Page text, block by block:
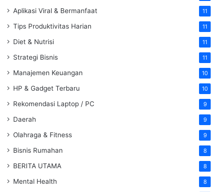
Aplikasi Viral & Bermanfaat 11
Tips Produktivitas Harian 11
Diet & Nutrisi 11
Strategi Bisnis 11
Manajemen Keuangan 10
HP & Gadget Terbaru 10
Rekomendasi Laptop / PC 9
Daerah 9
Olahraga & Fitness 9
Bisnis Rumahan 8
BERITA UTAMA 8
Mental Health 8